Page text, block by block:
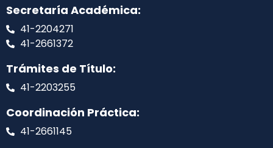
Secretaría Académica:
41-2204271
41-2661372
Trámites de Título:
41-2203255
Coordinación Práctica:
41-2661145